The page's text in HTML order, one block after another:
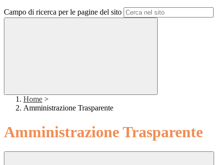
Campo di ricerca per le pagine del sito
Home >
Amministrazione Trasparente
Amministrazione Trasparente